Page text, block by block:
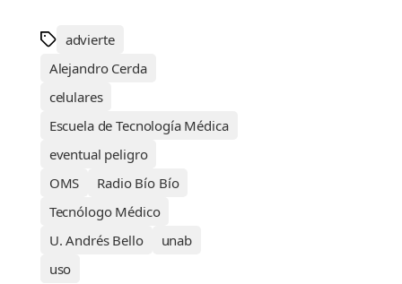
advierte
Alejandro Cerda
celulares
Escuela de Tecnología Médica
eventual peligro
OMS
Radio Bío Bío
Tecnólogo Médico
U. Andrés Bello
unab
uso